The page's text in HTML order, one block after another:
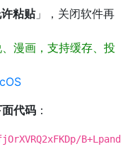
许粘贴」，关闭软件再
漫画，支持缓存、投
代码 ：
B+Lpand